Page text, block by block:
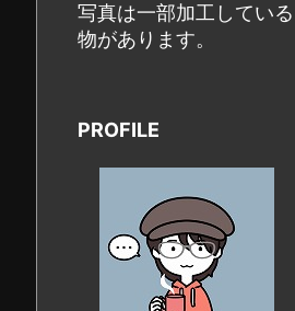
写真は一部加工している
物があります。
PROFILE